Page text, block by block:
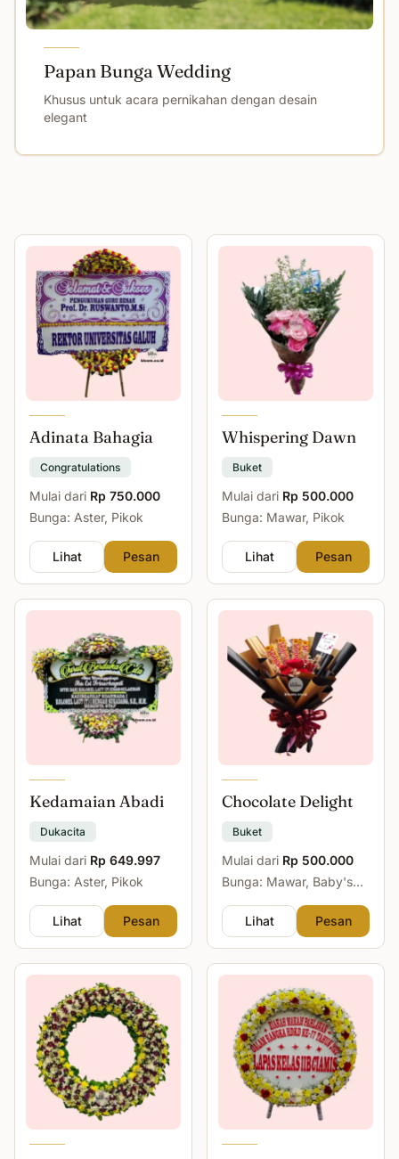
Papan Bunga Wedding
Khusus untuk acara pernikahan dengan desain
elegant
Adinata Bahagia
Congratulations
Mulai dari Rp 750.000
Bunga: Aster, Pikok
Lihat Pesan
Whispering Dawn
Buket
Mulai dari Rp 500.000
Bunga: Mawar, Pikok
Lihat Pesan
Kedamaian Abadi
Dukacita
Mulai dari Rp 649.997
Bunga: Aster, Pikok
Lihat Pesan
Chocolate Delight
Buket
Mulai dari Rp 500.000
Bunga: Mawar, Baby's
Lihat
Pesan